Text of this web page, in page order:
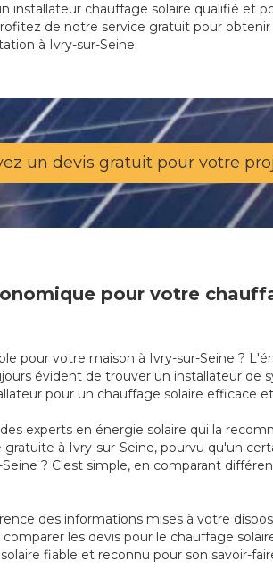
installateur chauffage solaire qualifié et
de notre service gratuit pour
à Ivry-sur-Seine.
un devis gratuit pour votre
pour votre
pour votre maison à Ivry-sur-Seine ?
évident de trouver un installateur de
pour un chauffage solaire efficace
experts en énergie solaire qui la
gratuite à Ivry-sur-Seine, pourvu qu'un
? C'est simple, en comparant
des informations mises à votre
les devis pour le chauffage
fiable et reconnu pour son savoir-